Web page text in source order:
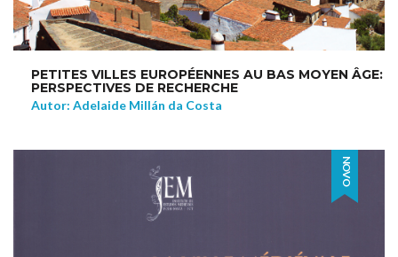
PETITES VILLES EUROPÉENNES AU BAS MOYEN ÂGE:
PERSPECTIVES DE RECHERCHE
Autor: Adelaide Millán da Costa
NOVO